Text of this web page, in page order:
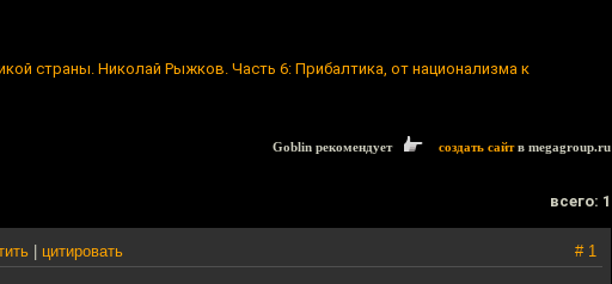
страны. Николай Рыжков. Часть 6: Прибалтика, от национализма к
Goblin рекомендует создать сайтв megagroup.ru
всего: 1
цитировать # 1